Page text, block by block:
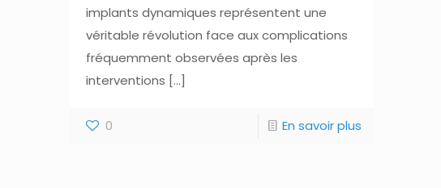
implants dynamiques représentent une
véritable révolution face aux complications
fréquemment observées après les
interventions […]
0 En savoir plus